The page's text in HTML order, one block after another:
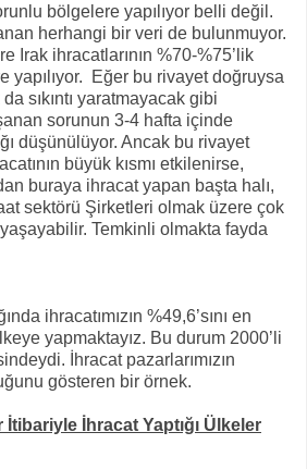
bölgelere yapılıyor belli değil.
herhangi bir veri de bulunmuyor.
Irak ihracatlarının %70-%75’lik
yapılıyor.
Eğer bu rivayet doğruysa
sıkıntı yaratmayacak gibi
sorunun 3-4 hafta içinde
düşünülüyor. Ancak bu rivayet
büyük kısmı etkilenirse,
buraya ihracat yapan başta halı,
sektörü Şirketleri olmak üzere çok
yaşayabilir. Temkinli olmakta fayda
ihracatımızın %49,6’sını en
yapmaktayız. Bu durum 2000’li
İhracat pazarlarımızın
gösteren bir örnek.
İhracat Yaptığı Ülkeler